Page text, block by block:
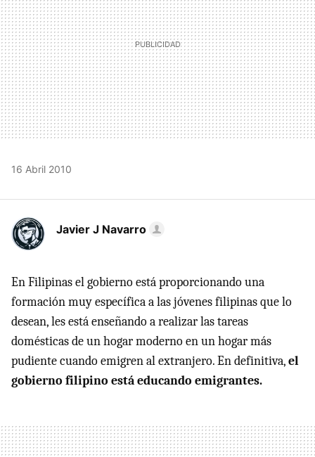
16 Abril 2010
Javier J Navarro
En Filipinas el gobierno está proporcionando una
formación muy específica a las jóvenes filipinas que lo
desean, les está enseñando a realizar las tareas
domésticas de un hogar moderno en un hogar más
pudiente cuando emigren al extranjero. En definitiva,el
gobierno filipino está educando emigrantes.